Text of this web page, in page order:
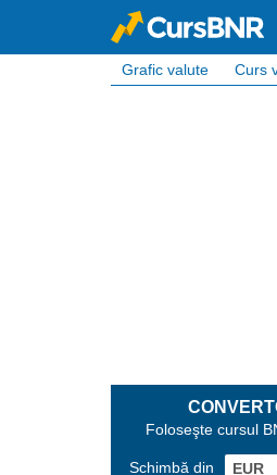
Grafic valute Curs
Foloseşte cursul
Schimbă din